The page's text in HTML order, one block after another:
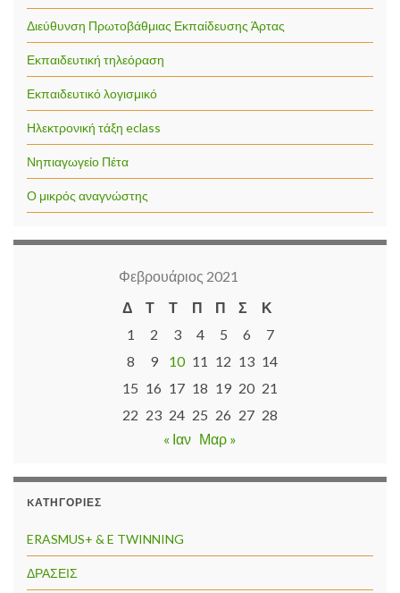
Διεύθυνση Πρωτοβάθμιας Εκπαίδευσης Άρτας
Εκπαιδευτική τηλεόραση
Εκπαιδευτικό λογισμικό
Ηλεκτρονική τάξη eclass
Νηπιαγωγείο Πέτα
Ο μικρός αναγνώστης
Φεβρουάριος 2021
Δ
Τ Τ Π Π Σ
Κ
1
2 3 4 5 6
7
8
9 10 11 12 13 14
15 16 17 18 19 20 21
22 23 24 25 26 27 28
« Ιαν Μαρ »
KΑΤΗΓΟΡΊΕΣ
ERASMUS+ & E TWINNING
ΔΡΑΣΕΙΣ